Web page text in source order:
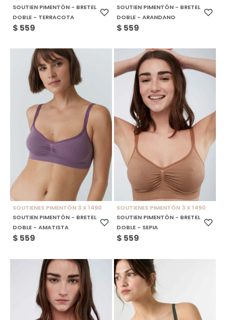
SOUTIEN PIMENTÓN - BRETEL
DOBLE - TERRACOTA
$ 559
SOUTIEN PIMENTÓN - BRETEL
DOBLE - ARANDANO
$ 559
SOUTIENES PIMENTÓN 3 X 1490
SOUTIEN PIMENTÓN - BRETEL
DOBLE - AMATISTA
$ 559
SOUTIENES PIMENTÓN 3 X 1490
SOUTIEN PIMENTÓN - BRETEL
DOBLE - SEPIA
$ 559